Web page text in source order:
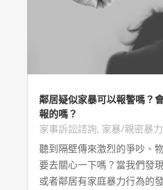
鄰居疑似家暴可以報警嗎？
報的嗎？
家事訴訟諮詢, 家暴/親密暴力
聽到隔壁傳來激烈的爭吵、
要去關心一下嗎？當我們發
或者鄰居有家庭暴力行為的